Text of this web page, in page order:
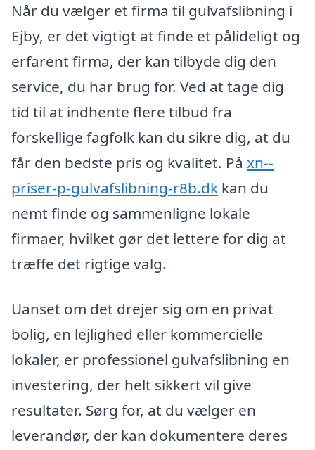
Når du vælger et firma til gulvafslibning i
Ejby, er det vigtigt at finde et pålideligt og
erfarent firma, der kan tilbyde dig den
service, du har brug for. Ved at tage dig
tid til at indhente flere tilbud fra
forskellige fagfolk kan du sikre dig, at du
får den bedste pris og kvalitet. På xn--
priser-p-gulvafslibning-r8b.dk kan du
nemt finde og sammenligne lokale
firmaer, hvilket gør det lettere for dig at
træffe det rigtige valg.
Uanset om det drejer sig om en privat
bolig, en lejlighed eller kommercielle
lokaler, er professionel gulvafslibning en
investering, der helt sikkert vil give
resultater. Sørg for, at du vælger en
leverandør, der kan dokumentere deres